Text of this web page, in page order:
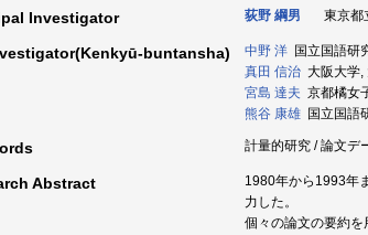
Investigator 荻野 綱男 東京都
buntansha) 中野 洋 国立国語研
真田 信治 大阪大学,
宮島 達夫 京都橘女
熊谷 康雄 国立国語
計量的研究 / 論文デ
Abstract
1980年から1993年
力した。
個々の論文の要約を